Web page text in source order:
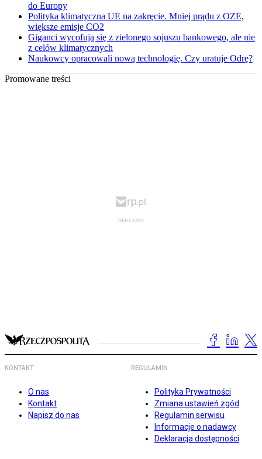
do Europy
Polityka klimatyczna UE na zakręcie. Mniej prądu z OZE,
większe emisje CO2
Giganci wycofują się z zielonego sojuszu bankowego, ale nie
z celów klimatycznych
Naukowcy opracowali nową technologię. Czy uratuje Odrę?
Promowane treści
KONTAKT
O nas
Kontakt
Napisz do nas
REGULAMIN
Polityka Prywatności
Zmiana ustawień zgód
Regulamin serwisu
Informacje o nadawcy
Deklaracja dostępności